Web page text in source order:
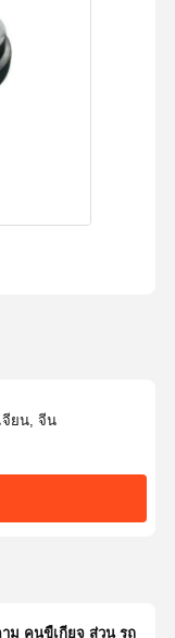
จียน, จีน
ม คนขี้เกียจ ส่วน รถ